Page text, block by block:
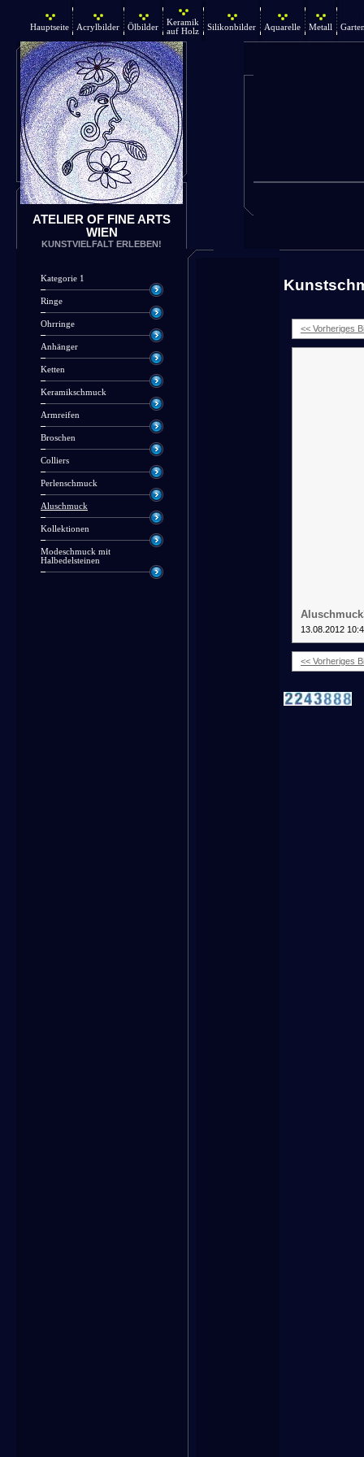
Hauptseite Acrylbilder Ölbilder
Keramik
auf Holz
Silikonbilder Aquarelle Metall
ATELIER OF FINE ARTS
WIEN
KUNSTVIELFALT ERLEBEN!
Kategorie 1
Ringe
Ohrringe
Anhänger
Ketten
Keramikschmuck
Armreifen
Broschen
Colliers
Perlenschmuck
Aluschmuck
Kollektionen
Modeschmuck mit
Halbedelsteinen
<< Vorheriges
13.08.2012
<< Vorheriges